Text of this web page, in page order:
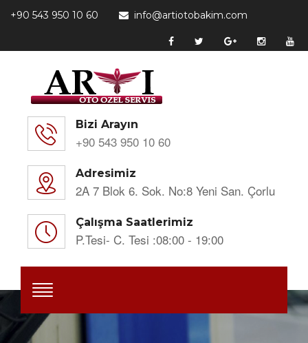
+90 543 950 10 60 info@artiotobakim.com
Bizi Arayın
+90 543 950 10 60
Adresimiz
2A 7 Blok 6. Sok. No:8 Yeni San. Çorlu
Çalışma Saatlerimiz
P.tesi- C. Tesi :08:00 - 19:00